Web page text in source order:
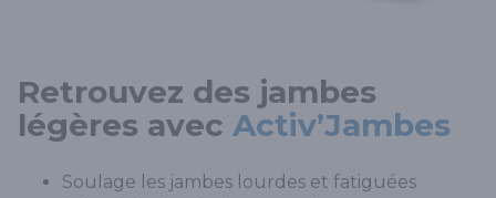
Retrouvez des jambes
légères avec Activ’Jambes
Soulage les jambes lourdes et fatiguées